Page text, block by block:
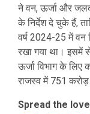
ने वन, ऊर्जा और
के निर्देश दे चुके हैं,
वर्ष 2024-25 में वन
रखा गया था। इसमें
ऊर्जा विभाग के
राजस्व में 751 करोड़
Spread the love